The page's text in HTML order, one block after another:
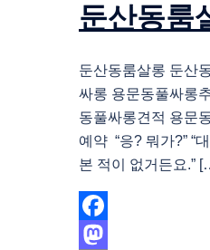
둔산동룸
둔산동룸살롱 둔산
싸롱 용문동풀싸롱
동풀싸롱견적 용문
예약 “응? 뭐가?” “
본 적이 없거든요.”
Facebook